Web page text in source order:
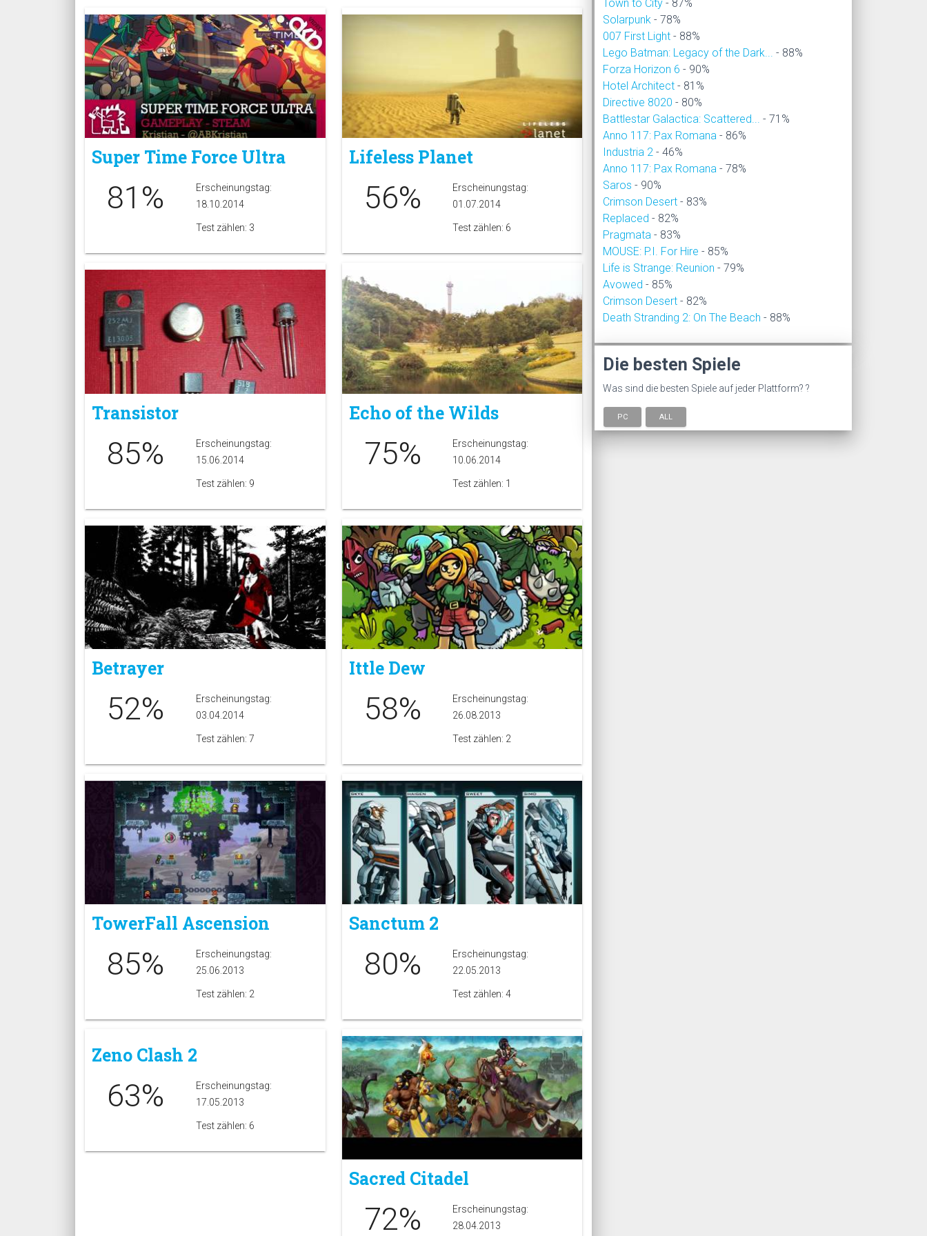
Super Time Force Ultra
81%
Erscheinungstag:
18.10.2014
Test zählen: 3
Lifeless Planet
56%
Erscheinungstag:
01.07.2014
Test zählen: 6
Transistor
85%
Erscheinungstag:
15.06.2014
Test zählen: 9
Echo of the Wilds
75%
Erscheinungstag:
10.06.2014
Test zählen: 1
Betrayer
52%
Erscheinungstag:
03.04.2014
Test zählen: 7
Ittle Dew
58%
Erscheinungstag:
26.08.2013
Test zählen: 2
TowerFall Ascension
85%
Erscheinungstag:
25.06.2013
Test zählen: 2
Sanctum 2
80%
Erscheinungstag:
22.05.2013
Test zählen: 4
Zeno Clash 2
63%
Erscheinungstag:
17.05.2013
Test zählen: 6
Sacred Citadel
72%
Erscheinungstag:
28.04.2013
Town to City - 87%
Solarpunk - 78%
007 First Light - 88%
Lego Batman: Legacy of the Dark... - 88%
Forza Horizon 6 - 90%
Hotel Architect - 81%
Directive 8020 - 80%
Battlestar Galactica: Scattered... - 71%
Anno 117: Pax Romana - 86%
Industria 2 - 46%
Anno 117: Pax Romana - 78%
Saros - 90%
Crimson Desert - 83%
Replaced - 82%
Pragmata - 83%
MOUSE: P.I. For Hire - 85%
Life is Strange: Reunion - 79%
Avowed - 85%
Crimson Desert - 82%
Death Stranding 2: On The Beach - 88%
Die besten Spiele
Was sind die besten Spiele auf jeder Plattform? ?
PC ALL